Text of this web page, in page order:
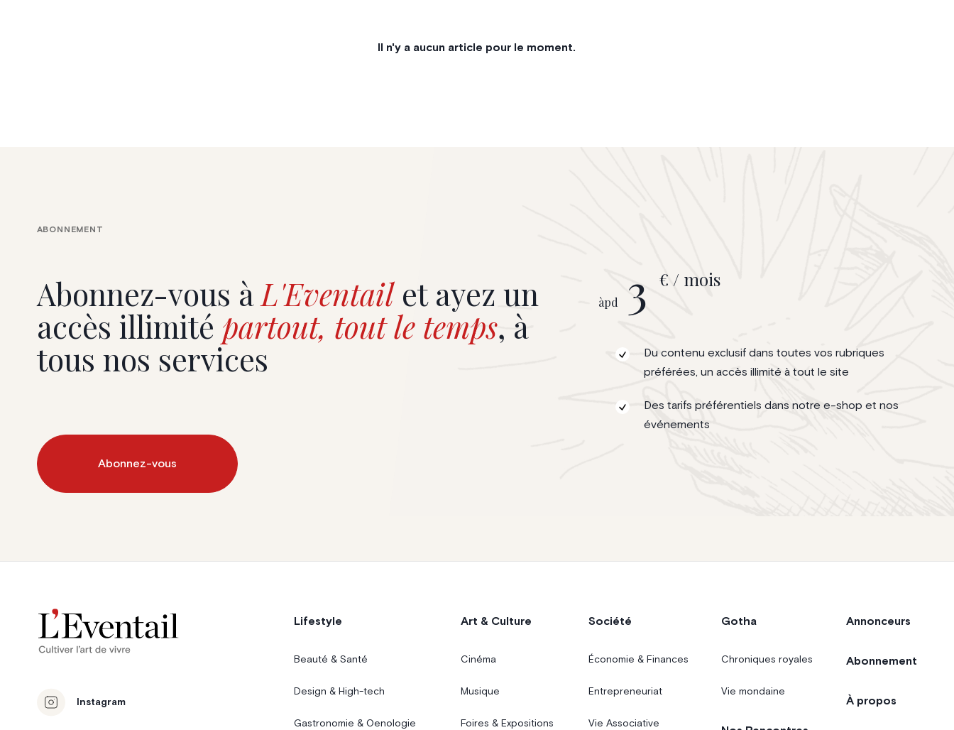
Il n'y a aucun article pour le moment.
Abonnez-vous àL'Eventailet ayez un
accès illimité partout, tout le temps, à
tous nos services
ABONNEMENT
Abonnez-vous
àpd 3 € / mois
Du contenu exclusif dans toutes vos rubriques
préférées, un accès illimité à tout le site
Des tarifs préférentiels dans notre e-shop et nos
événements
Instagram
Lifestyle
Beauté & Santé
Design & High-tech
Gastronomie & Oenologie
Art & Culture
Cinéma
Musique
Foires & Expositions
Société
Économie & Finances
Entrepreneuriat
Vie Associative
Gotha
Chroniques royales
Vie mondaine
Annonceurs
Abonnement
À propos